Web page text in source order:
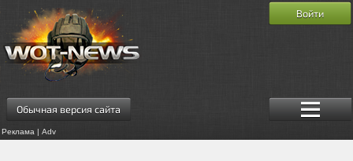
Обычная версия сайта
Реклама | Adv
Войти